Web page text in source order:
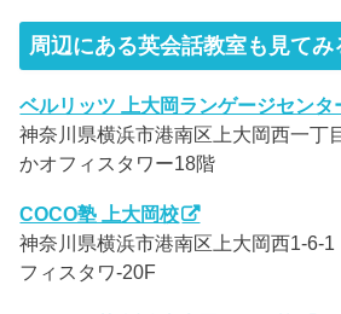
周辺にある英会話教室も見てみ
ベルリッツ 上大岡ランゲージセンタ
神奈川県横浜市港南区上大岡西一丁
かオフィスタワー18階
COCO塾 上大岡校
神奈川県横浜市港南区上大岡西1-
フィスタワ-20F